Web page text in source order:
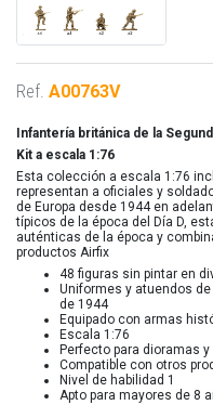
Ref. A00763V
Infantería británica de la
Kit a escala 1:76
Esta colección a escala 1:76
representan a oficiales y
de Europa desde 1944 en
típicos de la época del Día D,
auténticas de la época y
productos Airfix
48 figuras sin pintar en
Uniformes y atuendos
de 1944
Equipado con armas
Escala 1:76
Perfecto para dioramas
Compatible con otros
Nivel de habilidad 1
Apto para mayores de 8